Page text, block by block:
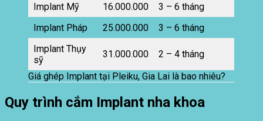
Implant Mỹ 16.000.000
3 – 6 tháng
Implant Pháp
25.000.000
3 – 6 tháng
Implant Thụy
sỹ
31.000.000
2 – 4 tháng
Giá ghép Implant tại Pleiku, Gia Lai là bao nhiêu?
Quy trình cắm Implant nha khoa